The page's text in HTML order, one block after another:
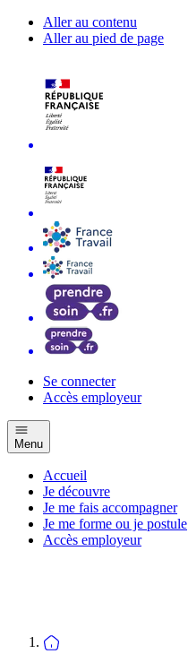
Aller au contenu
Aller au pied de page
Se connecter
Accès employeur
Menu
Accueil
Je découvre
Je me fais accompagner
Je me forme ou je postule
Accès employeur